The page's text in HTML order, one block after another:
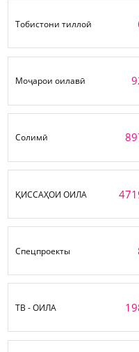
Тобистони тиллоӣ
Моҷарои оилавӣ
Солимӣ
ҚИССАҲОИ ОИЛА
Спецпроекты
ТВ - ОИЛА